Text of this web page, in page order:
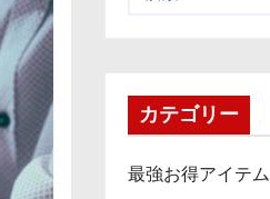
カテゴリー
最強お得アイテム